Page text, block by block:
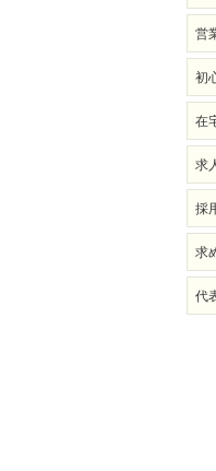
営
初
在
求
採
求
代